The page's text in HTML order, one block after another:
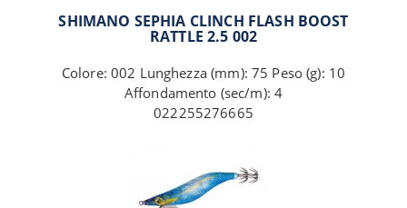
SHIMANO SEPHIA CLINCH FLASH BOOST
RATTLE 2.5 002
Colore: 002 Lunghezza (mm): 75 Peso (g): 10
Affondamento (sec/m): 4
022255276665